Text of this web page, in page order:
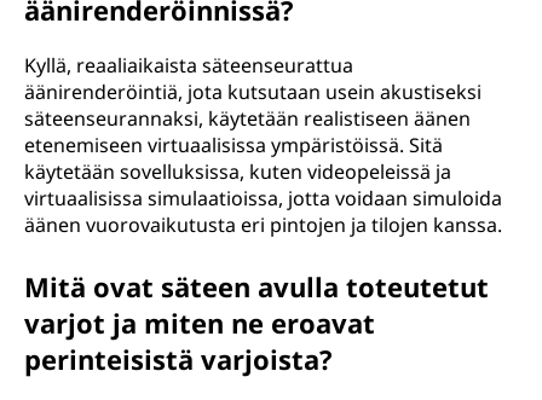
äänirenderöinnissä?
Kyllä, reaaliaikaista säteenseurattua
äänirenderöintiä, jota kutsutaan usein akustiseksi
säteenseurannaksi, käytetään realistiseen äänen
etenemiseen virtuaalisissa ympäristöissä. Sitä
käytetään sovelluksissa, kuten videopeleissä ja
virtuaalisissa simulaatioissa, jotta voidaan simuloida
äänen vuorovaikutusta eri pintojen ja tilojen kanssa.
Mitä ovat säteen avulla toteutetut
varjot ja miten ne eroavat
perinteisistä varjoista?